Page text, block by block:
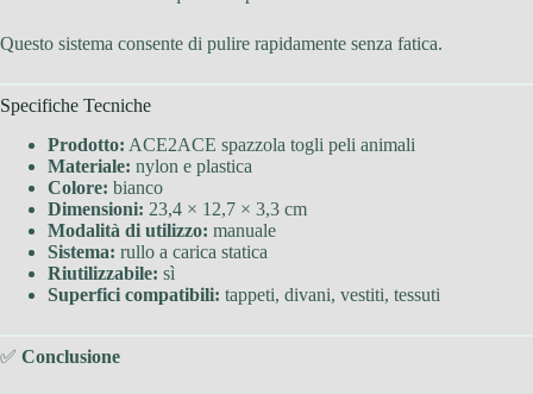
Questo sistema consente di pulire rapidamente senza fatica.
Specifiche Tecniche
Prodotto: ACE2ACE spazzola togli peli animali
Materiale: nylon e plastica
Colore: bianco
Dimensioni: 23,4 × 12,7 × 3,3 cm
Modalità di utilizzo: manuale
Sistema: rullo a carica statica
Riutilizzabile: sì
Superfici compatibili: tappeti, divani, vestiti, tessuti
✅ Conclusione